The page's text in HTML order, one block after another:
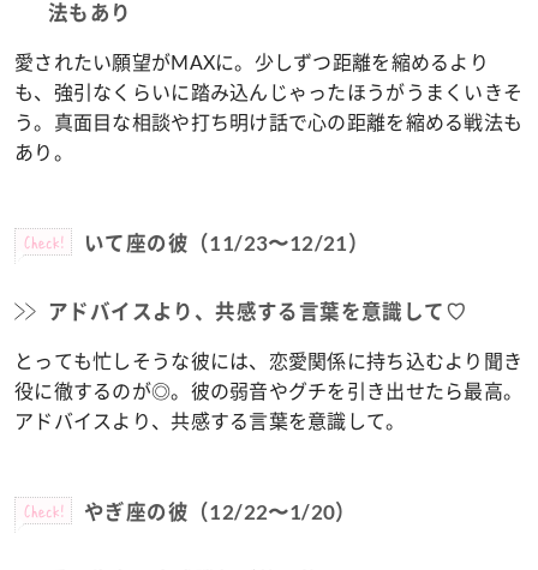
法もあり
愛されたい願望がMAXに。少しずつ距離を縮めるより
も、強引なくらいに踏み込んじゃったほうがうまくいきそ
う。真面目な相談や打ち明け話で心の距離を縮める戦法も
あり。
Check! いて座の彼（11/23〜12/21）
アドバイスより、共感する言葉を意識して♡
とっても忙しそうな彼には、恋愛関係に持ち込むより聞き
役に徹するのが◎。彼の弱音やグチを引き出せたら最高。
アドバイスより、共感する言葉を意識して。
Check! やぎ座の彼（12/22〜1/20）